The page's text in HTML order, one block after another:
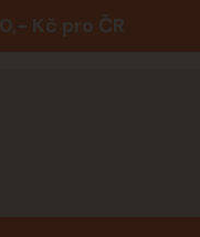
Kč pro ČR